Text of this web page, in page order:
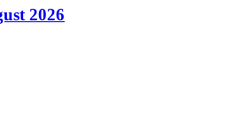
2026